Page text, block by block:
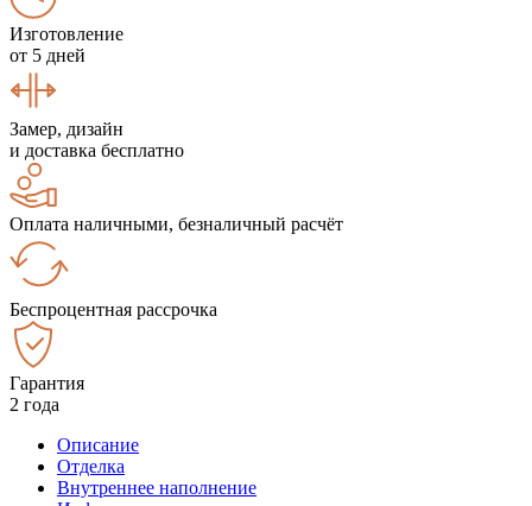
Изготовление
от 5 дней
Замер, дизайн
и доставка бесплатно
Оплата наличными, безналичный расчёт
Беспроцентная рассрочка
Гарантия
2 года
Описание
Отделка
Внутреннее наполнение